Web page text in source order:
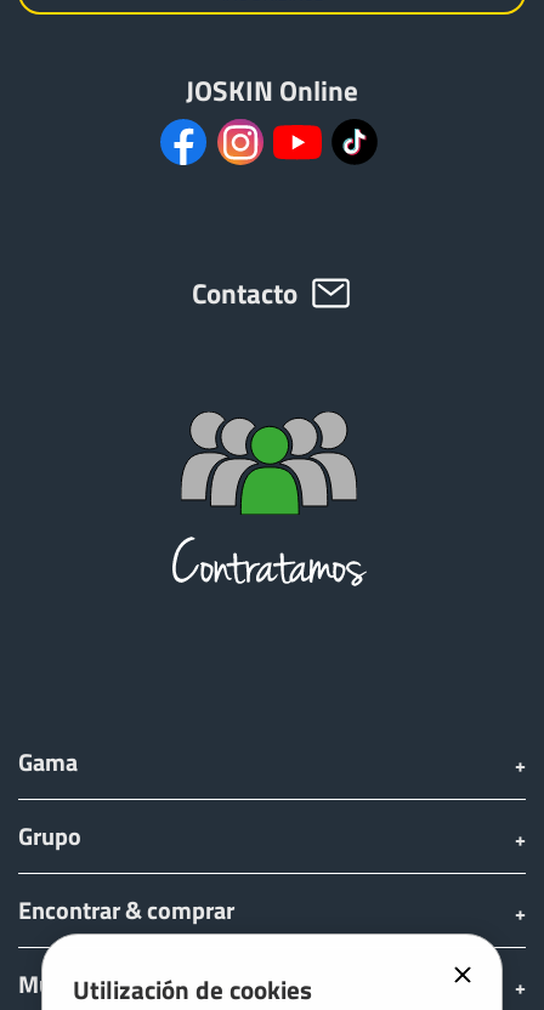
Utilización de cookies
JOSKIN Online
Contacto
Gama
Grupo
Encontrar & comprar
Mundo JOSKIN